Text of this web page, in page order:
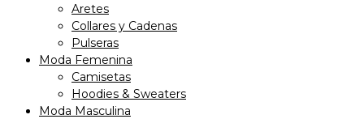
Aretes
Collares y Cadenas
Pulseras
Moda Femenina
Camisetas
Hoodies & Sweaters
Moda Masculina